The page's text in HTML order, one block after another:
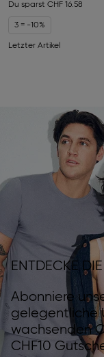
Du sparst CHF 16.58
3 = -10%
Letzter Artikel
ENTDECKE
Abonniere
gelegentliche
wachsenden
CHF10